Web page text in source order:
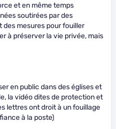
et en même temps
soutirées par des
des mesures pour fouiller
à préserver la vie privée, mais
en public dans des églises et
la vidéo dites de protection et
lettres ont droit à un fouillage
à la poste)